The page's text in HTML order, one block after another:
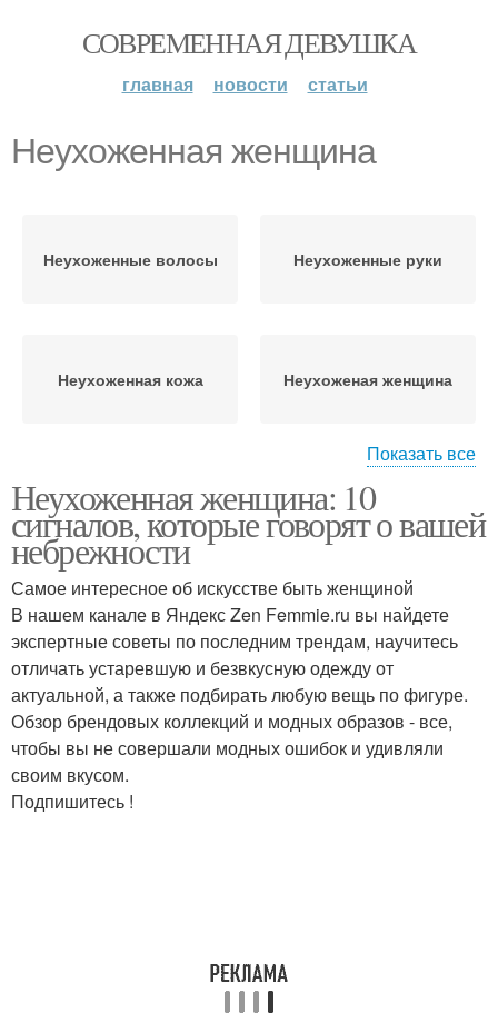
СОВРЕМЕННАЯ ДЕВУШКА
главная новости статьи
Неухоженная женщина
Неухоженные волосы Неухоженные руки
Неухоженная кожа Неухоженая женщина
Неухоженные брови Неухоженная девушка
Опрятные женщины Неопрятные женщины
Дешёвая женщина
Лак на неухоженных
ногтях
Показать все
Неухоженная женщина: 10
сигналов, которые говорят о вашей
небрежности
Самое интересное об искусстве быть женщиной
В нашем канале в Яндекс Zen Femmie.ru вы найдете
экспертные советы по последним трендам, научитесь
отличать устаревшую и безвкусную одежду от
актуальной, а также подбирать любую вещь по фигуре.
Обзор брендовых коллекций и модных образов - все,
чтобы вы не совершали модных ошибок и удивляли
своим вкусом.
Подпишитесь !